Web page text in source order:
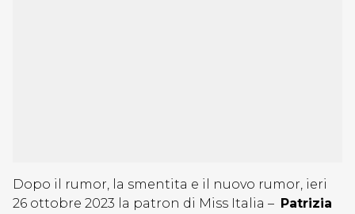
Dopo il rumor, la smentita e il nuovo rumor, ieri
26 ottobre 2023 la patron di Miss Italia – Patrizia